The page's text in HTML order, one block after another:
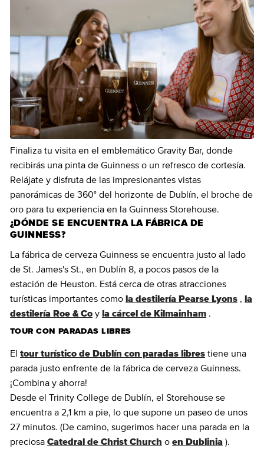
Finaliza tu visita en el emblemático Gravity Bar, donde
recibirás una pinta de Guinness o un refresco de cortesía.
Relájate y disfruta de las impresionantes vistas
panorámicas de 360° del horizonte de Dublín, el broche de
oro para tu experiencia en la Guinness Storehouse.
¿DÓNDE SE ENCUENTRA LA FÁBRICA DE
GUINNESS?
La fábrica de cerveza Guinness se encuentra justo al lado
de St. James's St., en Dublín 8, a pocos pasos de la
estación de Heuston. Está cerca de otras atracciones
turísticas importantes como la destilería Pearse Lyons , la
destilería Roe & Co y la cárcel de Kilmainham .
TOUR CON PARADAS LIBRES
El tour turístico de Dublín con paradas libres tiene una
parada justo enfrente de la fábrica de cerveza Guinness.
¡Combina y ahorra!
Desde el Trinity College de Dublín, el Storehouse se
encuentra a 2,1 km a pie, lo que supone un paseo de unos
27 minutos. (De camino, sugerimos hacer una parada en la
preciosa Catedral de Christ Church o en Dublinia ).